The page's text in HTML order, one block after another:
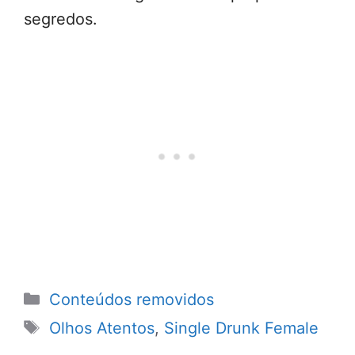
segredos.
Categorias
Conteúdos removidos
Tags
Olhos Atentos, Single Drunk Female